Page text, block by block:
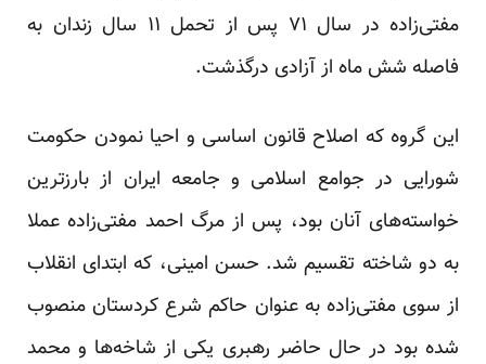
مفتی‌زاده در سال ۷۱ پس از تحمل ۱۱ سال زندان به
فاصله شش ماه از آزادی درگذشت.
این گروه که اصلاح قانون اساسی و احیا نمودن حکومت
شورایی در جوامع اسلامی و جامعه ایران از بارز‌ترین
خواسته‌های آنان بود، پس از مرگ احمد مفتی‌زاده عملا
به دو شاخته تقسیم شد. حسن امینی، که ابتدای انقلاب
از سوی مفتی‌زاده به عنوان حاکم شرع کردستان منصوب
شده بود در حال حاضر رهبری یکی از شاخه‌ها و محمد